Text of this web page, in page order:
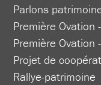
Parlons
Première Ovation
Première Ovation
Projet de
Rallye-patrimoine